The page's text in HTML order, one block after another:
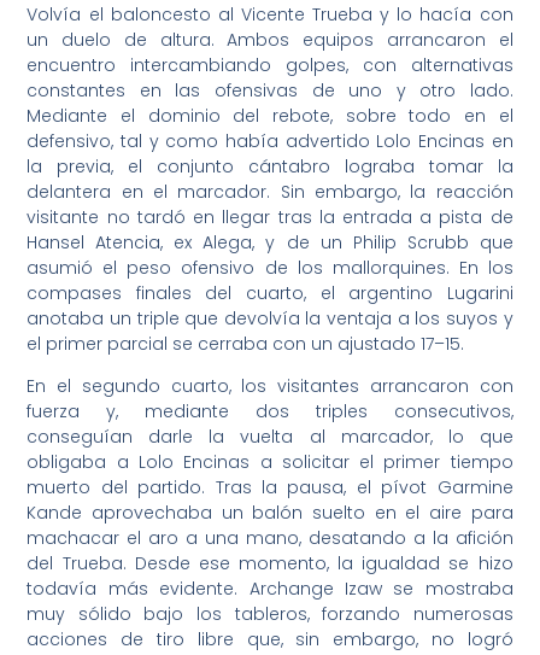
Volvía el baloncesto al Vicente Trueba y lo hacía con
un duelo de altura. Ambos equipos arrancaron el
encuentro intercambiando golpes, con alternativas
constantes en las ofensivas de uno y otro lado.
Mediante el dominio del rebote, sobre todo en el
defensivo, tal y como había advertido Lolo Encinas en
la previa, el conjunto cántabro lograba tomar la
delantera en el marcador. Sin embargo, la reacción
visitante no tardó en llegar tras la entrada a pista de
Hansel Atencia, ex Alega, y de un Philip Scrubb que
asumió el peso ofensivo de los mallorquines. En los
compases finales del cuarto, el argentino Lugarini
anotaba un triple que devolvía la ventaja a los suyos y
el primer parcial se cerraba con un ajustado 17–15.
En el segundo cuarto, los visitantes arrancaron con
fuerza y, mediante dos triples consecutivos,
conseguían darle la vuelta al marcador, lo que
obligaba a Lolo Encinas a solicitar el primer tiempo
muerto del partido. Tras la pausa, el pívot Garmine
Kande aprovechaba un balón suelto en el aire para
machacar el aro a una mano, desatando a la afición
del Trueba. Desde ese momento, la igualdad se hizo
todavía más evidente. Archange Izaw se mostraba
muy sólido bajo los tableros, forzando numerosas
acciones de tiro libre que, sin embargo, no logró